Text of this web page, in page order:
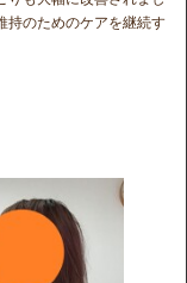
持のためのケアを継続す